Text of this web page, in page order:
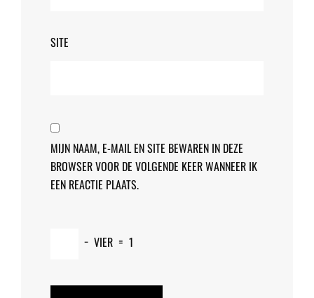
SITE
MIJN NAAM, E-MAIL EN SITE BEWAREN IN DEZE
BROWSER VOOR DE VOLGENDE KEER WANNEER IK
EEN REACTIE PLAATS.
− VIER = 1